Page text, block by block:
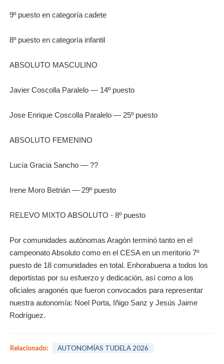
9º puesto en categoría cadete
8º puesto en categoría infantil
ABSOLUTO MASCULINO
Javier Coscolla Paralelo — 14º puesto
Jose Enrique Coscolla Paralelo — 25º puesto
ABSOLUTO FEMENINO
Lucía Gracia Sancho — ??
Irene Moro Betrián — 29º puesto
RELEVO MIXTO ABSOLUTO - 8º puesto
Por comunidades autónomas Aragón terminó tanto en el
campeonato Absoluto como en el CESA en un meritorio 7º
puesto de 18 comunidades en total. Enhorabuena a todos los
deportistas por su esfuerzo y dedicación, así como a los
oficiales aragonés que fueron convocados para representar
nuestra autonomía: Noel Porta, Iñigo Sanz y Jesús Jaime
Rodríguez.
Relacionado: AUTONOMÍAS TUDELA 2026